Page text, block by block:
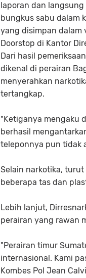
laporan dan
bungkus sabu dalam
yang disimpan dalam
Doorstop di Kantor
Dari hasil
dikenal di perairan
menyerahkan
tertangkap.
"Ketiganya mengaku
berhasil
teleponnya pun tidak
Selain narkotika,
beberapa tas dan
Lebih lanjut,
perairan yang rawan
"Perairan timur
internasional. Kami
Kombes Pol Jean